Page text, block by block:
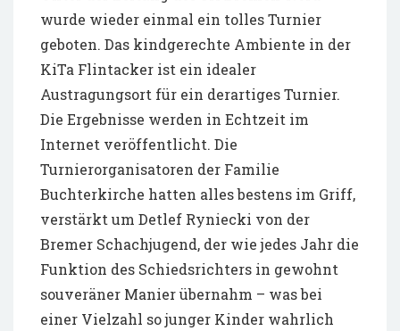
wurde wieder einmal ein tolles Turnier
geboten. Das kindgerechte Ambiente in der
KiTa Flintacker ist ein idealer
Austragungsort für ein derartiges Turnier.
Die Ergebnisse werden in Echtzeit im
Internet veröffentlicht. Die
Turnierorganisatoren der Familie
Buchterkirche hatten alles bestens im Griff,
verstärkt um Detlef Ryniecki von der
Bremer Schachjugend, der wie jedes Jahr die
Funktion des Schiedsrichters in gewohnt
souveräner Manier übernahm – was bei
einer Vielzahl so junger Kinder wahrlich